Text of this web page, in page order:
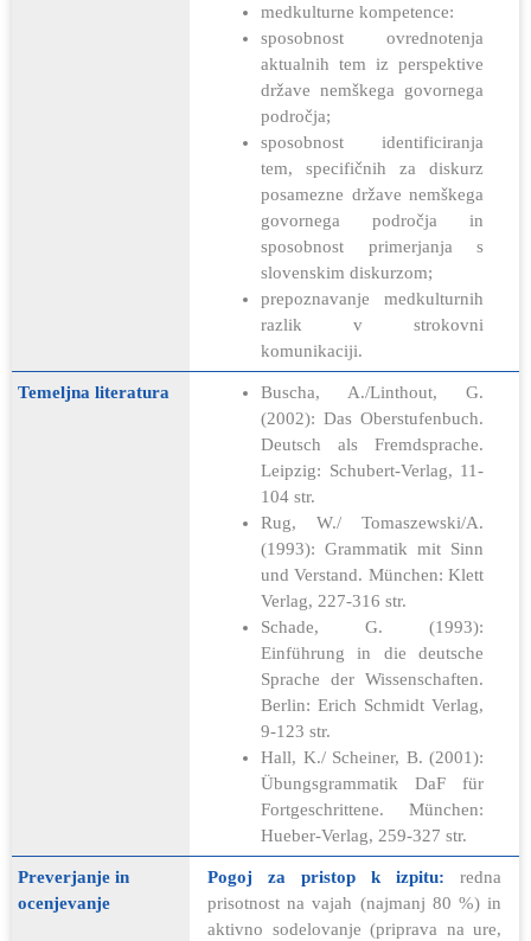
medkulturne kompetence:
sposobnost ovrednotenja
aktualnih tem iz perspektive
države nemškega govornega
področja;
sposobnost identificiranja
tem, specifičnih za diskurz
posamezne države nemškega
govornega področja in
sposobnost primerjanja s
slovenskim diskurzom;
prepoznavanje medkulturnih
razlik v strokovni
komunikaciji.
Temeljna literatura
Buscha, A./Linthout, G.
(2002): Das Oberstufenbuch.
Deutsch als Fremdsprache.
Leipzig: Schubert-Verlag, 11-
104 str.
Rug, W./ Tomaszewski/A.
(1993): Grammatik mit Sinn
und Verstand. München: Klett
Verlag, 227-316 str.
Schade, G. (1993):
Einführung in die deutsche
Sprache der Wissenschaften.
Berlin: Erich Schmidt Verlag,
9-123 str.
Hall, K./ Scheiner, B. (2001):
Übungsgrammatik DaF für
Fortgeschrittene. München:
Hueber-Verlag, 259-327 str.
Preverjanje in
ocenjevanje
Pogoj za pristop k izpitu: redna
prisotnost na vajah (najmanj 80 %) in
aktivno sodelovanje (priprava na ure,